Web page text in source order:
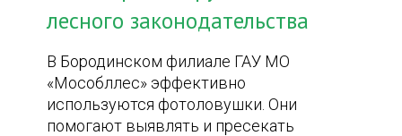
лесного законодательства
В Бородинском филиале ГАУ МО
«Мособллес» эффективно
используются фотоловушки. Они
помогают выявлять и пресекать